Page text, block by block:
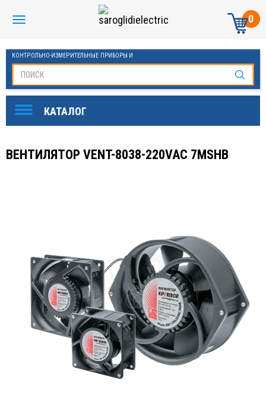
0
КОНТРОЛЬНО-ИЗМЕРИТЕЛЬНЫЕ ПРИБОРЫ И
ВЕНТИЛЯТОР VENT-8038-220VAC 7MSHB